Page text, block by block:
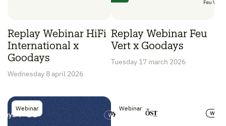
Replay Webinar HiFi
International x
Goodays
Wednesday 8 april 2026
Replay Webinar Feu
Vert x Goodays
Tuesday 17 march 2026
Webinar Webinar